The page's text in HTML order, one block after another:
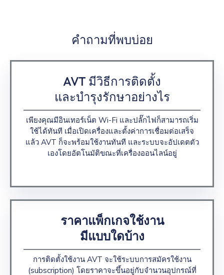
คำถามที่พบบ่อย
AVT มีวิธีการติดตั้ง
และบำรุงรักษาอย่างไร
เพียงคุณมีอินเทอร์เน็ต Wi-Fi และปลั๊กไฟก็สามารถเริ่ม
ใช้ได้ทันที เมื่อเปิดเครื่องและตั้งค่าการเชื่อมต่อเสร็จ
แล้ว AVT ก็จะพร้อมใช้งานทันที และระบบจะอัปเดตตัว
เองโดยอัตโนมัติขณะที่เครื่องออนไลน์อยู่
ราคาแพ็กเกจใช้งาน
มีแบบใดบ้าง
การติดตั้งใช้งาน AVT จะใช้ระบบการสมัครใช้งาน
(subscription) โดยราคาจะขึ้นอยู่กับจำนวนอุปกรณ์ที่